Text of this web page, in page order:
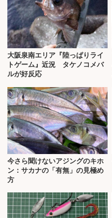
大阪泉南エリア『陸っぱりライ
トゲーム』近況 タケノコメバ
ルが好反応
今さら聞けないアジングのキホ
ン：サカナの「有無」の見極め
方